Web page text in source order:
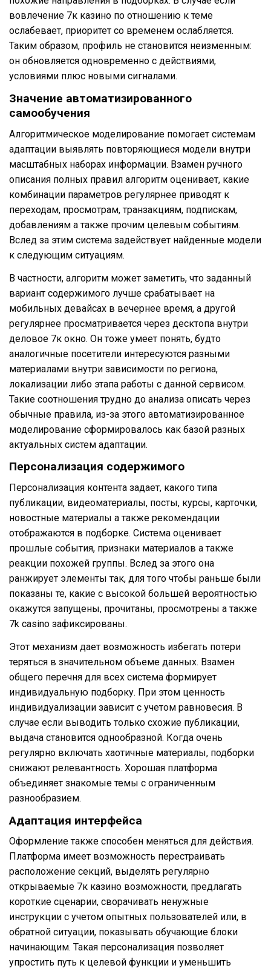
вовлечение 7к казино по отношению к теме
ослабевает, приоритет со временем ослабляется.
Таким образом, профиль не становится неизменным:
он обновляется одновременно с действиями,
условиями плюс новыми сигналами.
Значение автоматизированного
самообучения
Алгоритмическое моделирование помогает системам
адаптации выявлять повторяющиеся модели внутри
масштабных наборах информации. Взамен ручного
описания полных правил алгоритм оценивает, какие
комбинации параметров регулярнее приводят к
переходам, просмотрам, транзакциям, подпискам,
добавлениям а также прочим целевым событиям.
Вслед за этим система задействует найденные модели
к следующим ситуациям.
В частности, алгоритм может заметить, что заданный
вариант содержимого лучше срабатывает на
мобильных девайсах в вечернее время, а другой
регулярнее просматривается через десктопа внутри
деловое 7к окно. Он тоже умеет понять, будто
аналогичные посетители интересуются разными
материалами внутри зависимости по региона,
локализации либо этапа работы с данной сервисом.
Такие соотношения трудно до анализа описать через
обычные правила, из-за этого автоматизированное
моделирование сформировалось как базой разных
актуальных систем адаптации.
Персонализация содержимого
Персонализация контента задает, какого типа
публикации, видеоматериалы, посты, курсы, карточки,
новостные материалы а также рекомендации
отображаются в подборке. Система оценивает
прошлые события, признаки материалов а также
реакции похожей группы. Вслед за этого она
ранжирует элементы так, для того чтобы раньше были
показаны те, какие с высокой большей вероятностью
окажутся запущены, прочитаны, просмотрены а также
7k casino зафиксированы.
Этот механизм дает возможность избегать потери
теряться в значительном объеме данных. Взамен
общего перечня для всех система формирует
индивидуальную подборку. При этом ценность
индивидуализации зависит с учетом равновесия. В
случае если выводить только схожие публикации,
выдача становится однообразной. Когда очень
регулярно включать хаотичные материалы, подборки
снижают релевантность. Хорошая платформа
объединяет знакомые темы с ограниченным
разнообразием.
Адаптация интерфейса
Оформление также способен меняться для действия.
Платформа имеет возможность перестраивать
расположение секций, выделять регулярно
открываемые 7к казино возможности, предлагать
короткие сценарии, сворачивать ненужные
инструкции с учетом опытных пользователей или, в
обратной ситуации, показывать обучающие блоки
начинающим. Такая персонализация позволяет
упростить путь к целевой функции и уменьшить